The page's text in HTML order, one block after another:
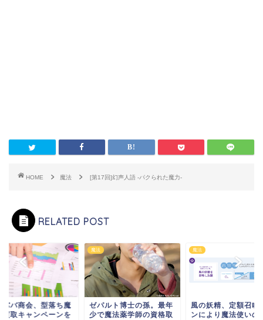
HOME 魔法 [第17回]幻声人語 -パクられた魔力-
RELATED POST
ババ商会、型落ち魔
買取キャンペーンを
魔法
ゼパルト博士の孫。最年
少で魔法薬学師の資格取
魔法
風の妖精、定額召喚
ンにより魔法使いの